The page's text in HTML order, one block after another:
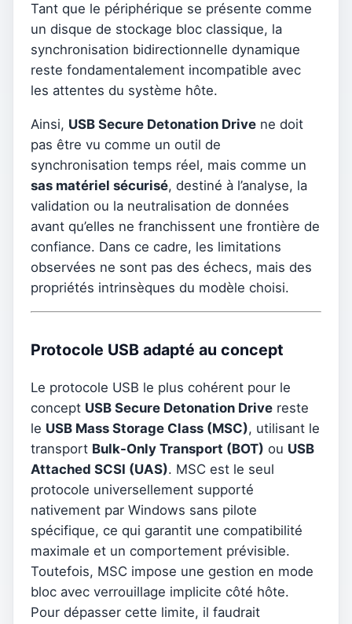
Tant que le périphérique se présente comme
un disque de stockage bloc classique, la
synchronisation bidirectionnelle dynamique
reste fondamentalement incompatible avec
les attentes du système hôte.
Ainsi, USB Secure Detonation Drive ne doit
pas être vu comme un outil de
synchronisation temps réel, mais comme un
sas matériel sécurisé, destiné à l’analyse, la
validation ou la neutralisation de données
avant qu’elles ne franchissent une frontière de
confiance. Dans ce cadre, les limitations
observées ne sont pas des échecs, mais des
propriétés intrinsèques du modèle choisi.
Protocole USB adapté au concept
Le protocole USB le plus cohérent pour le
concept USB Secure Detonation Drive reste
le USB Mass Storage Class (MSC), utilisant le
transport Bulk-Only Transport (BOT) ou USB
Attached SCSI (UAS). MSC est le seul
protocole universellement supporté
nativement par Windows sans pilote
spécifique, ce qui garantit une compatibilité
maximale et un comportement prévisible.
Toutefois, MSC impose une gestion en mode
bloc avec verrouillage implicite côté hôte.
Pour dépasser cette limite, il faudrait